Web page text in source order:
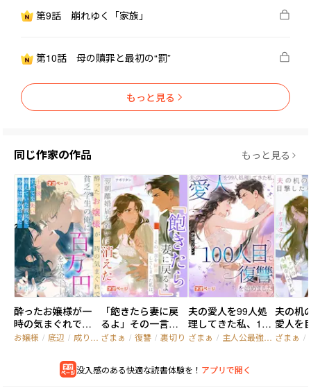
第9話 崩れゆく「家族」
第10話 母の贖罪と最初の“罰”
もっと見る
同じ作家の作品 もっと見る
酔ったお嬢様が一
時の気まぐれで貧
乏学生の俺に百万
すべてを失い凍え
ていた彼女を、今
お嬢様 / 底辺 / 成り上がり
「飽きたら妻に戻
るよ」――その一言を
録音してしまった
ざまぁ / 復讐 / 裏切り
夫の愛人を99人処
理してきた私、100
人目で復讐を始め
ざまぁ / 主人公最強 / 復讐
夫の机
愛人を
逆ギレ
ざまぁ /
没入感のある快適な読書体験を！ アプリで開く